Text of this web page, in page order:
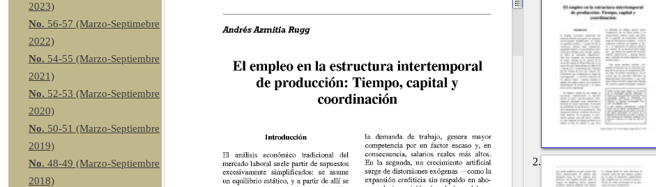
2023)
No. 56-57 (Marzo-Septimebre
2022)
No. 54-55 (Marzo-Septiembre
2021)
No. 52-53 (Marzo-Septiembre
2020)
No. 50-51 (Marzo-Septiembre
2019)
No. 48-49 (Marzo-Septiembre
2018)
2.